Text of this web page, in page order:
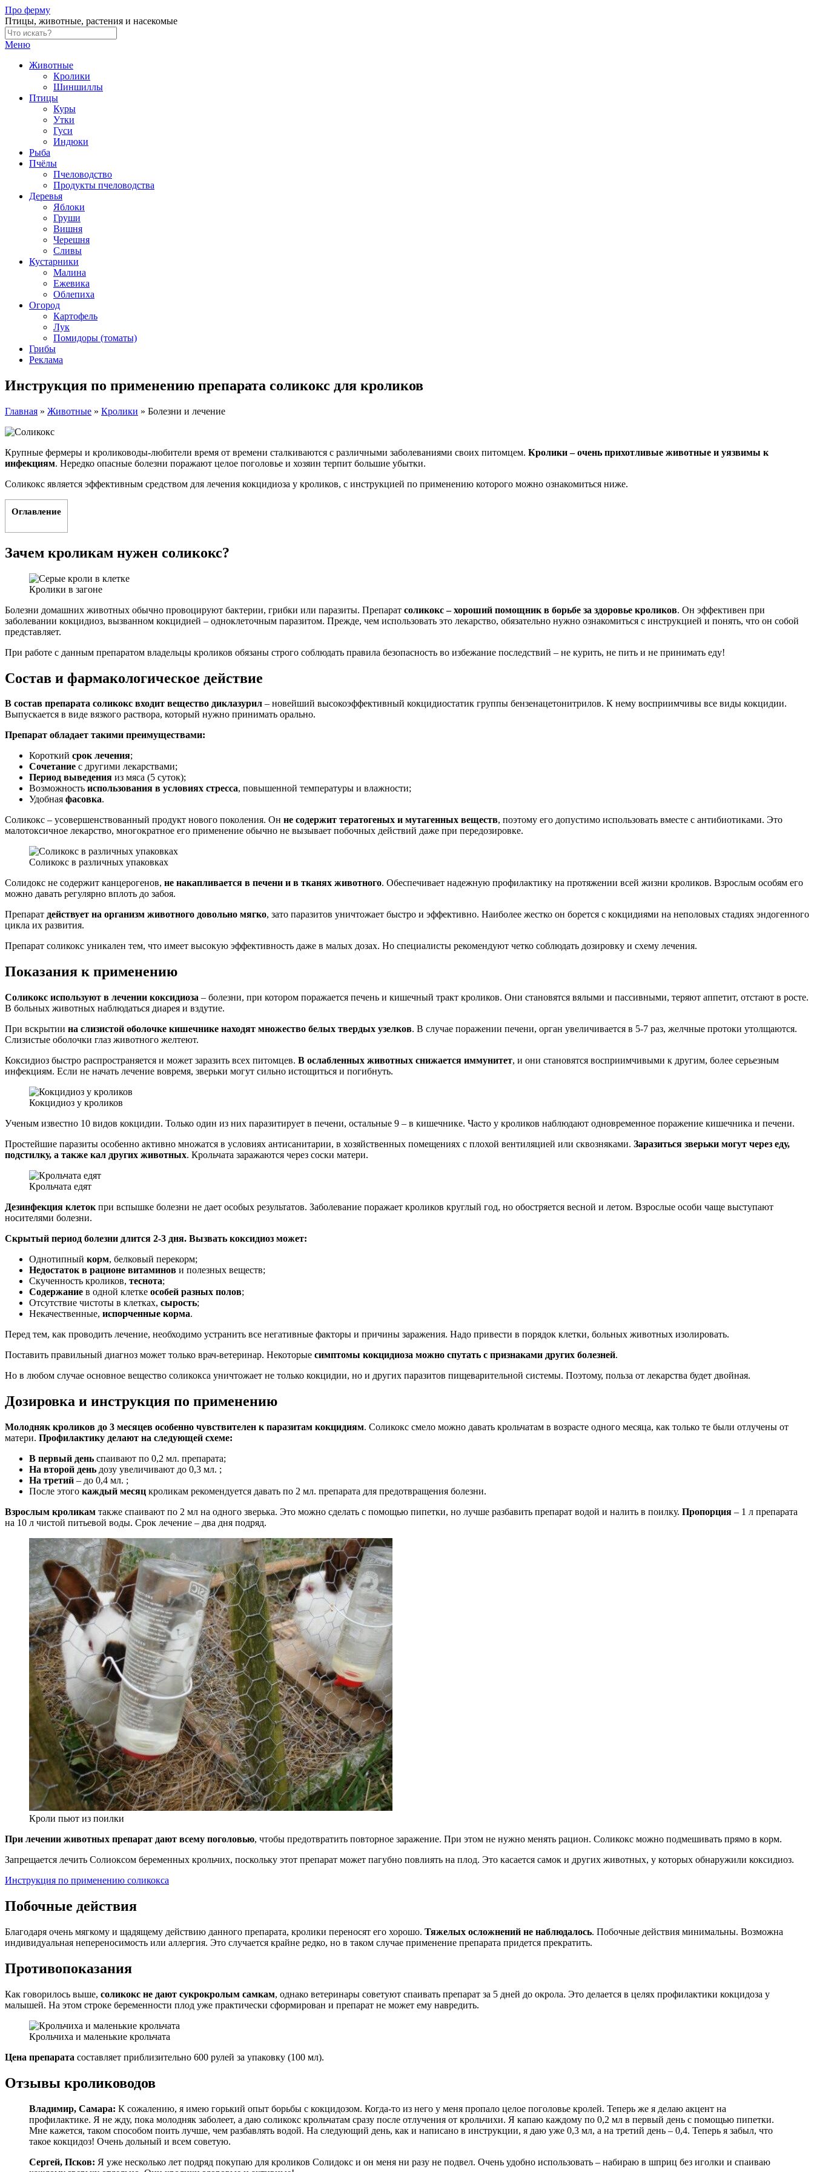
Skip
to
content
Про ферму
Птицы, животные, растения и насекомые
Меню
Животные
Кролики
Шиншиллы
Птицы
Куры
Утки
Гуси
Индюки
Рыба
Пчёлы
Пчеловодство
Продукты пчеловодства
Деревья
Яблоки
Груши
Вишня
Черешня
Сливы
Кустарники
Малина
Ежевика
Облепиха
Огород
Картофель
Лук
Помидоры (томаты)
Грибы
Реклама
Инструкция по применению препарата соликокс для кроликов
Главная » Животные » Кролики » Болезни и лечение
Крупные фермеры и кролиководы-любители время от времени сталкиваются с различными заболеваниями своих питомцем. Кролики – очень прихотливые животные и уязвимы к
инфекциям. Нередко опасные болезни поражают целое поголовье и хозяин терпит большие убытки.
Соликокс является эффективным средством для лечения кокцидиоза у кроликов, с инструкцией по применению которого можно ознакомиться ниже.
Оглавление
Зачем кроликам нужен соликокс?
Кролики в загоне
Болезни домашних животных обычно провоцируют бактерии, грибки или паразиты. Препарат соликокс – хороший помощник в борьбе за здоровье кроликов. Он эффективен при
заболевании кокцидиоз, вызванном кокцидией – одноклеточным паразитом. Прежде, чем использовать это лекарство, обязательно нужно ознакомиться с инструкцией и понять, что он собой
представляет.
При работе с данным препаратом владельцы кроликов обязаны строго соблюдать правила безопасность во избежание последствий – не курить, не пить и не принимать еду!
Состав и фармакологическое действие
В состав препарата соликокс входит вещество диклазурил – новейший высокоэффективный кокцидиостатик группы бензенацетонитрилов. К нему восприимчивы все виды кокцидии.
Выпускается в виде вязкого раствора, который нужно принимать орально.
Препарат обладает такими преимуществами:
Короткий срок лечения;
Сочетание с другими лекарствами;
Период выведения из мяса (5 суток);
Возможность использования в условиях стресса, повышенной температуры и влажности;
Удобная фасовка.
Соликокс – усовершенствованный продукт нового поколения. Он не содержит тератогеных и мутагенных веществ, поэтому его допустимо использовать вместе с антибиотиками. Это
малотоксичное лекарство, многократное его применение обычно не вызывает побочных действий даже при передозировке.
Соликокс в различных упаковках
Солидокс не содержит канцерогенов, не накапливается в печени и в тканях животного. Обеспечивает надежную профилактику на протяжении всей жизни кроликов. Взрослым особям его
можно давать регулярно вплоть до забоя.
Препарат действует на организм животного довольно мягко, зато паразитов уничтожает быстро и эффективно. Наиболее жестко он борется с кокцидиями на неполовых стадиях эндогенного
цикла их развития.
Препарат соликокс уникален тем, что имеет высокую эффективность даже в малых дозах. Но специалисты рекомендуют четко соблюдать дозировку и схему лечения.
Показания к применению
Соликокс используют в лечении коксидиоза – болезни, при котором поражается печень и кишечный тракт кроликов. Они становятся вялыми и пассивными, теряют аппетит, отстают в росте.
В больных животных наблюдаться диарея и вздутие.
При вскрытии на слизистой оболочке кишечнике находят множество белых твердых узелков. В случае поражении печени, орган увеличивается в 5-7 раз, желчные протоки утолщаются.
Слизистые оболочки глаз животного желтеют.
Коксидиоз быстро распространяется и может заразить всех питомцев. В ослабленных животных снижается иммунитет, и они становятся восприимчивыми к другим, более серьезным
инфекциям. Если не начать лечение вовремя, зверьки могут сильно истощиться и погибнуть.
Кокцидиоз у кроликов
Ученым известно 10 видов кокцидии. Только один из них паразитирует в печени, остальные 9 – в кишечнике. Часто у кроликов наблюдают одновременное поражение кишечника и печени.
Простейшие паразиты особенно активно множатся в условиях антисанитарии, в хозяйственных помещениях с плохой вентиляцией или сквозняками. Заразиться зверьки могут через еду,
подстилку, а также кал других животных. Крольчата заражаются через соски матери.
Крольчата едят
Дезинфекция клеток при вспышке болезни не дает особых результатов. Заболевание поражает кроликов круглый год, но обостряется весной и летом. Взрослые особи чаще выступают
носителями болезни.
Скрытый период болезни длится 2-3 дня. Вызвать коксидиоз может:
Однотипный корм, белковый перекорм;
Недостаток в рационе витаминов и полезных веществ;
Скученность кроликов, теснота;
Содержание в одной клетке особей разных полов;
Отсутствие чистоты в клетках, сырость;
Некачественные, испорченные корма.
Перед тем, как проводить лечение, необходимо устранить все негативные факторы и причины заражения. Надо привести в порядок клетки, больных животных изолировать.
Поставить правильный диагноз может только врач-ветеринар. Некоторые симптомы кокцидиоза можно спутать с признаками других болезней.
Но в любом случае основное вещество соликокса уничтожает не только кокцидии, но и других паразитов пищеварительной системы. Поэтому, польза от лекарства будет двойная.
Дозировка и инструкция по применению
Молодняк кроликов до 3 месяцев особенно чувствителен к паразитам кокцидиям. Соликокс смело можно давать крольчатам в возрасте одного месяца, как только те были отлучены от
матери. Профилактику делают на следующей схеме:
В первый день спаивают по 0,2 мл. препарата;
На второй день дозу увеличивают до 0,3 мл. ;
На третий – до 0,4 мл. ;
После этого каждый месяц кроликам рекомендуется давать по 2 мл. препарата для предотвращения болезни.
Взрослым кроликам также спаивают по 2 мл на одного зверька. Это можно сделать с помощью пипетки, но лучше разбавить препарат водой и налить в поилку. Пропорция – 1 л препарата
на 10 л чистой питьевой воды. Срок лечение – два дня подряд.
Кроли пьют из поилки
При лечении животных препарат дают всему поголовью, чтобы предотвратить повторное заражение. При этом не нужно менять рацион. Соликокс можно подмешивать прямо в корм.
Запрещается лечить Солиоксом беременных крольчих, поскольку этот препарат может пагубно повлиять на плод. Это касается самок и других животных, у которых обнаружили коксидиоз.
Инструкция по применению соликокса
Побочные действия
Благодаря очень мягкому и щадящему действию данного препарата, кролики переносят его хорошо. Тяжелых осложнений не наблюдалось. Побочные действия минимальны. Возможна
индивидуальная непереносимость или аллергия. Это случается крайне редко, но в таком случае применение препарата придется прекратить.
Противопоказания
Как говорилось выше, соликокс не дают сукрокролым самкам, однако ветеринары советуют спаивать препарат за 5 дней до окрола. Это делается в целях профилактики кокцидоза у
малышей. На этом строке беременности плод уже практически сформирован и препарат не может ему навредить.
Крольчиха и маленькие крольчата
Цена препарата составляет приблизительно 600 рулей за упаковку (100 мл).
Отзывы кролиководов
Владимир, Самара: К сожалению, я имею горький опыт борьбы с кокцидозом. Когда-то из него у меня пропало целое поголовье кролей. Теперь же я делаю акцент на
профилактике. Я не жду, пока молодняк заболеет, а даю соликокс крольчатам сразу после отлучения от крольчихи. Я капаю каждому по 0,2 мл в первый день с помощью пипетки.
Мне кажется, таком способом поить лучше, чем разбавлять водой. На следующий день, как и написано в инструкции, я даю уже 0,3 мл, а на третий день – 0,4. Теперь я забыл, что
такое кокцидоз! Очень дольный и всем советую.
Сергей, Псков: Я уже несколько лет подряд покупаю для кроликов Солидокс и он меня ни разу не подвел. Очень удобно использовать – набираю в шприц без иголки и спаиваю